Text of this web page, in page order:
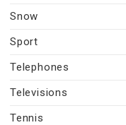
Snow
Sport
Telephones
Televisions
Tennis